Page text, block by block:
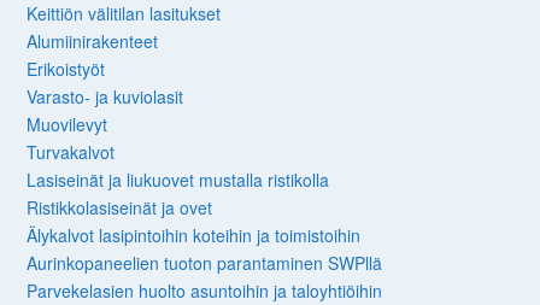
Keittiön välitilan lasitukset
Alumiinirakenteet
Erikoistyöt
Varasto- ja kuviolasit
Muovilevyt
Turvakalvot
Lasiseinät ja liukuovet mustalla ristikolla
Ristikkolasiseinät ja ovet
Älykalvot lasipintoihin koteihin ja toimistoihin
Aurinkopaneelien tuoton parantaminen SWPllä
Parvekelasien huolto asuntoihin ja taloyhtiöihin